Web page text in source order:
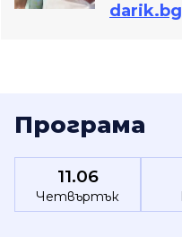
darik.bg
Програма
11.06
Четвъртък